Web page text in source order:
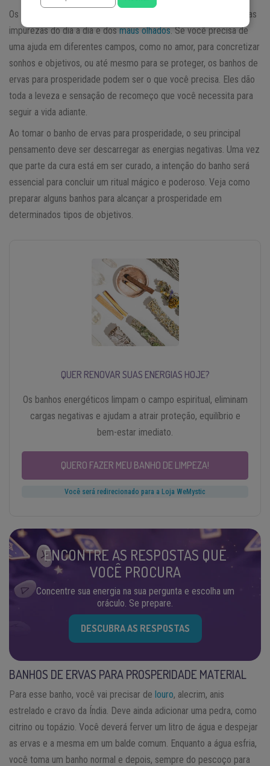
Os
são uma forma de limpar o nosso corpo das
impurezas do dia a dia e dosmaus olhados. Se você precisa de
uma ajuda em diferentes campos, como no amor, para concretizar
sonhos e objetivos, ou até mesmo para se proteger, os banhos de
ervas para prosperidade podem ser o que você precisa. Eles dão
toda a leveza e sensação de recomeço que você necessita para
seguir a vida adiante.
Ao tomar o banho de ervas para prosperidade, o seu principal
pensamento deve ser descarregar as energias negativas. Uma vez
que parte da cura está em ser curado, a intenção do banho será
essencial para concluir um ritual mágico e poderoso. Veja como
preparar alguns banhos para alcançar a prosperidade em
determinados tipos de objetivos.
QUER RENOVAR SUAS ENERGIAS HOJE?
Os banhos energéticos limpam o campo espiritual, eliminam
cargas negativas e ajudam a atrair proteção, equilíbrio e
bem-estar imediato.
QUERO FAZER MEU BANHO DE LIMPEZA!
Você será redirecionado para a Loja WeMystic
ENCONTRE AS RESPOSTAS QUE
VOCÊ PROCURA
Concentre sua energia na sua pergunta e escolha um
oráculo. Se prepare.
DESCUBRA AS RESPOSTAS
BANHOS DE ERVAS PARA PROSPERIDADE MATERIAL
Para esse banho, você vai precisar de louro, alecrim, anis
estrelado e cravo da Índia. Deve ainda adicionar uma pedra, como
citrino ou topázio. Você deverá ferver um litro de água e despejar
as ervas e a mesma em um balde comum. Enquanto a água esfria,
você toma um banho normal e depois, sempre do pescoço para